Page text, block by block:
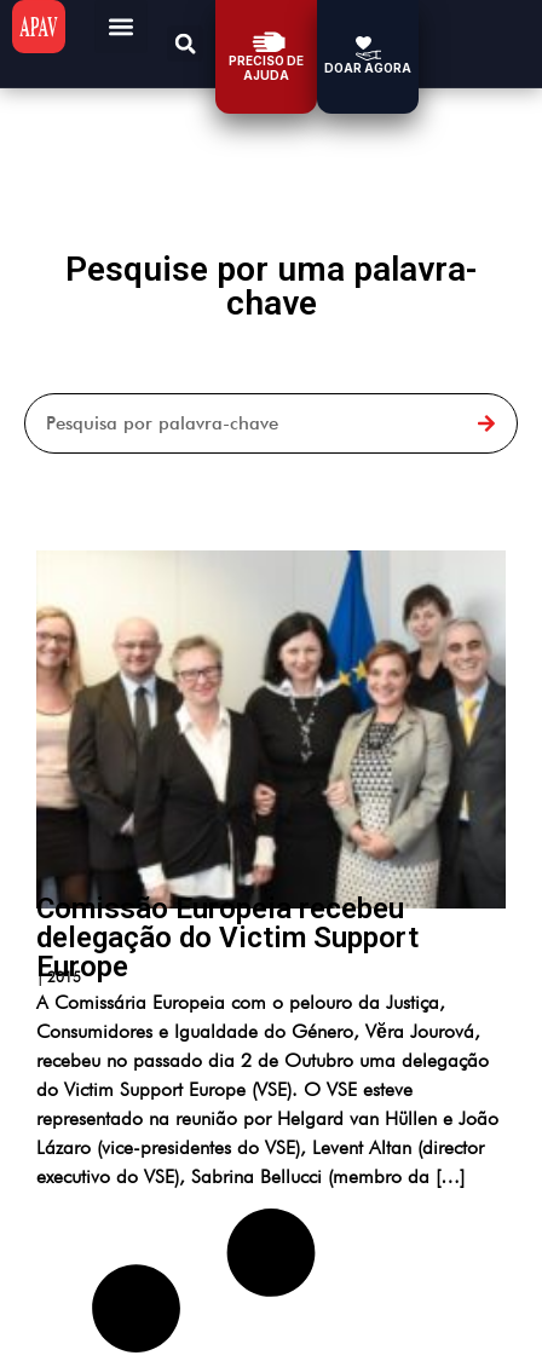
PRECISO DE
AJUDA
DOAR AGORA
Pesquise por uma palavra-
chave
Comissão Europeia recebeu
delegação do Victim Support
Europe
| 2015
A Comissária Europeia com o pelouro da Justiça,
Consumidores e Igualdade do Género, Vĕra Jourová,
recebeu no passado dia 2 de Outubro uma delegação
do Victim Support Europe (VSE). O VSE esteve
representado na reunião por Helgard van Hüllen e João
Lázaro (vice-presidentes do VSE), Levent Altan (director
executivo do VSE), Sabrina Bellucci (membro da […]